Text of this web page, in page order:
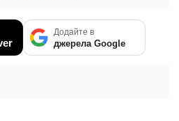
Додайте в
джерела Google